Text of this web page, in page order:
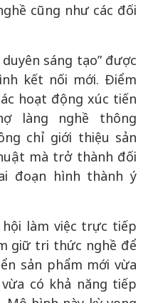
cũng như các đối
sáng tạo” được
kết nối mới. Điểm
hoạt động xúc tiến
làng nghề thông
chỉ giới thiệu sản
mà trở thành đối
đoạn hình thành ý
làm việc trực tiếp
giữ tri thức nghề để
sản phẩm mới vừa
có khả năng tiếp